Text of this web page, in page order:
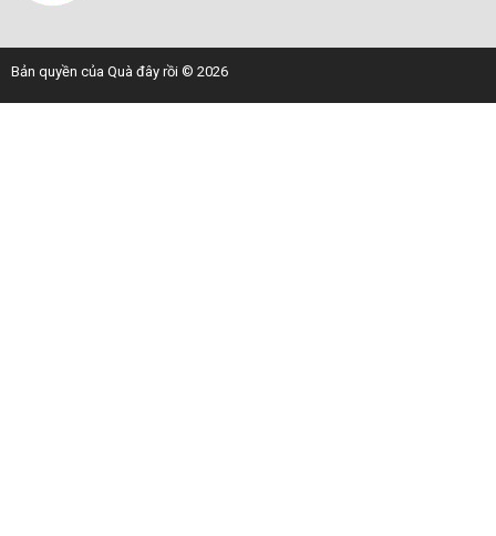
Bản quyền của Quà đây rồi © 2026